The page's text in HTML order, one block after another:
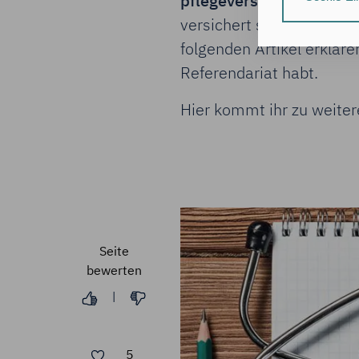
individuelle
Durch Klick auf
der
Hinweis zum
Deine Daten
Daten zugreifen
erforderlichen
Du bestätigst
Zustimmung
versichert seid, kommt
folgenden Artikel
Referendariat habt.
Hier kommt ihr zu
Seite
bewerten
5